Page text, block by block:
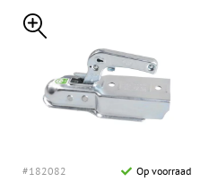
#182082 Op voorraad